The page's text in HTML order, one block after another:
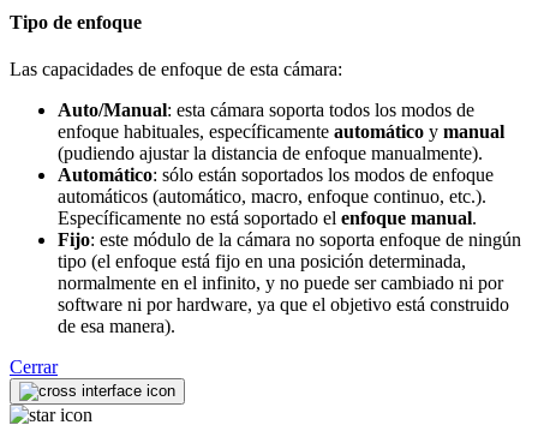
Tipo de enfoque
Las capacidades de enfoque de esta cámara:
Auto/Manual: esta cámara soporta todos los modos de
enfoque habituales, específicamente automático y manual
(pudiendo ajustar la distancia de enfoque manualmente).
Automático: sólo están soportados los modos de enfoque
automáticos (automático, macro, enfoque continuo, etc.).
Específicamente no está soportado el enfoque manual.
Fijo: este módulo de la cámara no soporta enfoque de ningún
tipo (el enfoque está fijo en una posición determinada,
normalmente en el infinito, y no puede ser cambiado ni por
software ni por hardware, ya que el objetivo está construido
de esa manera).
Cerrar